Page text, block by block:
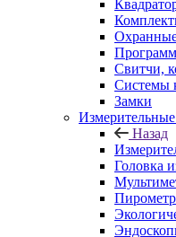
Свитчи,
Системы
Замки
Назад
Головка
Пирометр